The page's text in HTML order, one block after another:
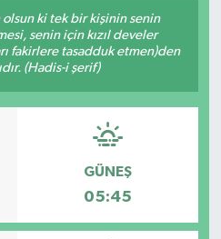
ki tek bir kişinin senin
senin için kızıl develer
fakirlere tasadduk etmen)den
(Hadis-i şerif)
GÜNEŞ
05:45